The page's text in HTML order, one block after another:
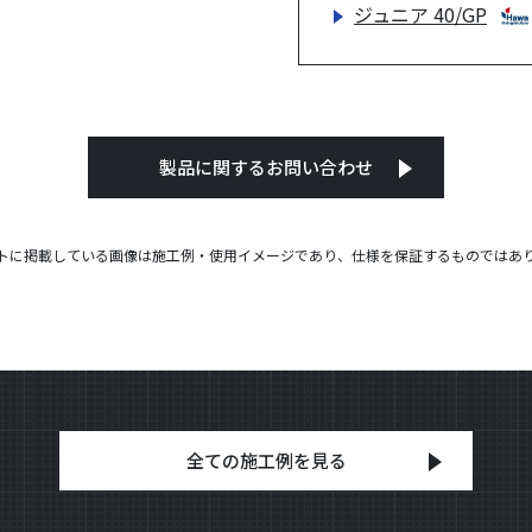
ジュニア 40/GP
製品に関するお問い合わせ
掲載している画像は施工例・使用イメージであり、仕様を保証するものではあり
全ての施工例を見る